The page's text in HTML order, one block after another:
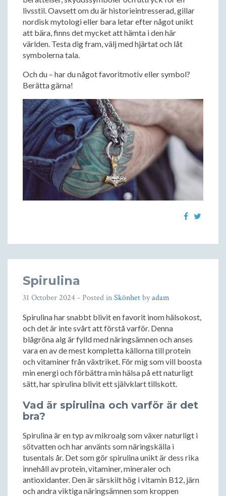
livsstil. Oavsett om du är historieintresserad, gillar
nordisk mytologi eller bara letar efter något unikt
att bära, finns det mycket att hämta i den här
världen. Testa dig fram, välj med hjärtat och låt
symbolerna tala.
Och du – har du något favoritmotiv eller symbol?
Berätta gärna!
Spirulina
31 October 2024 - Posted inSkönhetbyadam
Spirulina har snabbt blivit en favorit inom hälsokost,
och det är inte svårt att förstå varför. Denna
blågröna alg är fylld med näringsämnen och anses
vara en av de mest kompletta källorna till protein
och vitaminer från växtriket. För mig som vill boosta
min energi och förbättra min hälsa på ett naturligt
sätt, har spirulina blivit ett självklart tillskott.
Vad är spirulina och varför är det
bra?
Spirulina är en typ av mikroalg som växer naturligt i
sötvatten och har använts som näringskälla i
tusentals år. Det som gör spirulina unikt är dess rika
innehåll av protein, vitaminer, mineraler och
antioxidanter. Den är särskilt hög i vitamin B12, järn
och andra viktiga näringsämnen som kroppen